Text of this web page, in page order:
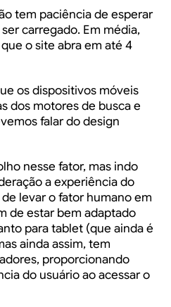
tem paciência de esperar
carregado. Em média,
o site abra em até 4
os dispositivos móveis
dos motores de busca e
falar dodesign
nesse fator, mas indo
a experiência do
levar o fator humano em
de estar bem adaptado
para tablet (que ainda é
ainda assim, tem
proporcionando
do usuário ao acessar o